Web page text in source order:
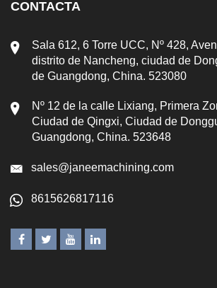
CONTACTA
Sala 612, 6 Torre UCC, Nº 428,
distrito de Nancheng, ciudad de
de Guangdong, China. 523080
Nº 12 de la calle Lixiang, Primera
Ciudad de Qingxi, Ciudad de
Guangdong, China. 523648
sales@janeemachining.com
8615626817116